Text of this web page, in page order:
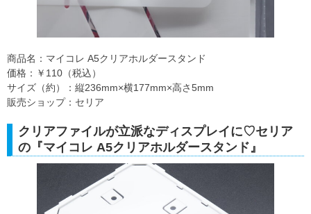
商品名：マイコレ A5クリアホルダースタンド
価格：￥110（税込）
サイズ（約）：縦236mm×横177mm×高さ5mm
販売ショップ：セリア
クリアファイルが立派なディスプレイに♡セリア
の『マイコレ A5クリアホルダースタンド』